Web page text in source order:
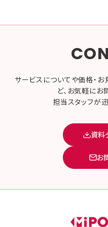
サービスについてや価格・お
ど、お気軽にお
担当スタッフが
資料
お